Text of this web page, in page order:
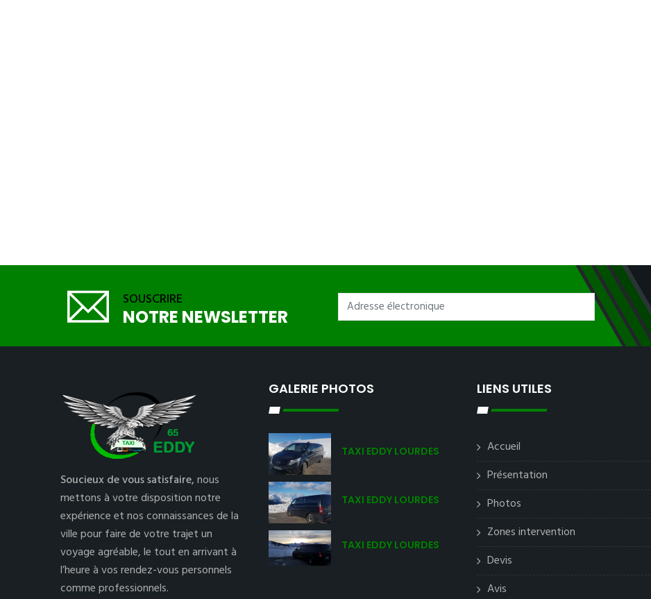
SOUSCRIRE
NOTRE NEWSLETTER
Soucieux de vous satisfaire,nous
mettons à votre disposition notre
expérience et nos connaissances de la
ville pour faire de votre trajet un
voyage agréable, le tout en arrivant à
l’heure à vos rendez-vous personnels
comme professionnels.
GALERIE PHOTOS
TAXI EDDY LOURDES
TAXI EDDY LOURDES
TAXI EDDY LOURDES
LIENS UTILES
Accueil
Présentation
Photos
Zones intervention
Devis
Avis